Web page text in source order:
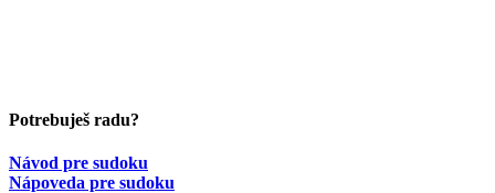
Potrebuješ radu?
Návod pre sudoku
Nápoveda pre sudoku